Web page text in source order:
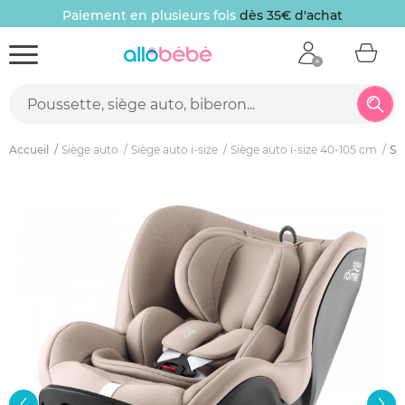
Paiement en plusieurs fois dès 35€ d'achat
Accueil Siège auto Siège auto i-size Siège auto i-size 40-105 cm